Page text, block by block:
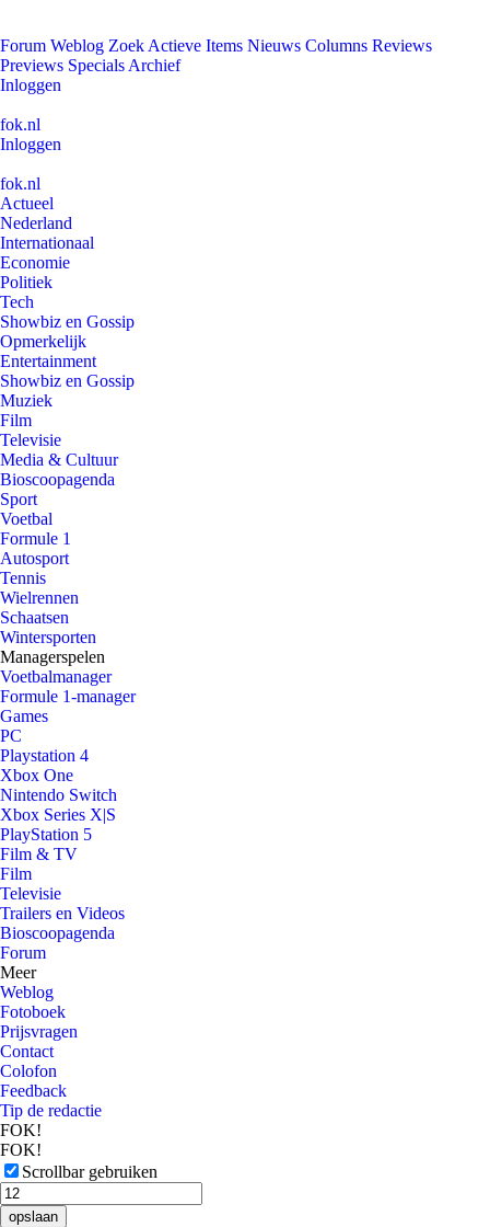
Forum Weblog Zoek Actieve Items Nieuws Columns Reviews
Previews Specials Archief
Inloggen
fok.nl
Inloggen
fok.nl
Actueel
Nederland
Internationaal
Economie
Politiek
Tech
Showbiz en Gossip
Opmerkelijk
Entertainment
Showbiz en Gossip
Muziek
Film
Televisie
Media & Cultuur
Bioscoopagenda
Sport
Voetbal
Formule 1
Autosport
Tennis
Wielrennen
Schaatsen
Wintersporten
Managerspelen
Voetbalmanager
Formule 1-manager
Games
PC
Playstation 4
Xbox One
Nintendo Switch
Xbox Series X|S
PlayStation 5
Film & TV
Film
Televisie
Trailers en Videos
Bioscoopagenda
Forum
Meer
Weblog
Fotoboek
Prijsvragen
Contact
Colofon
Feedback
Tip de redactie
FOK!
FOK!
Scrollbar gebruiken
opslaan